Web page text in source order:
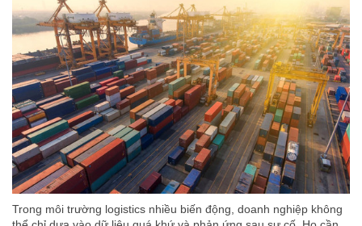
Trong môi trường logistics nhiều biến động, doanh nghiệp không